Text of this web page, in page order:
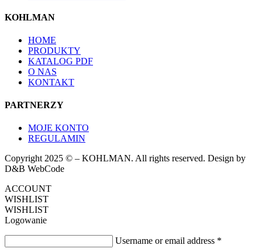
KOHLMAN
HOME
PRODUKTY
KATALOG PDF
O NAS
KONTAKT
PARTNERZY
MOJE KONTO
REGULAMIN
Copyright 2025 © – KOHLMAN. All rights reserved. Design by
D&B WebCode
ACCOUNT
WISHLIST
WISHLIST
Logowanie
Username or email address *